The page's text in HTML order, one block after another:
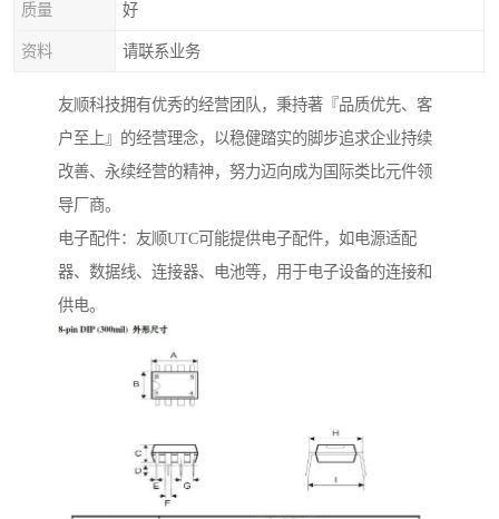
质量 好
资料 请联系业务
友顺科技拥有优秀的经营团队，秉持著『品质优先、客
户至上』的经营理念，以稳健踏实的脚步追求企业持续
改善、永续经营的精神，努力迈向成为国际类比元件领
导厂商。
电子配件：友顺UTC可能提供电子配件，如电源适配
器、数据线、连接器、电池等，用于电子设备的连接和
供电。